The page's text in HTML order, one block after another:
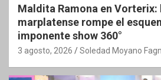
Maldita Ramona en Vorterix:
marplatense rompe el
imponente show 360°
3 agosto, 2026 Soledad Moyano